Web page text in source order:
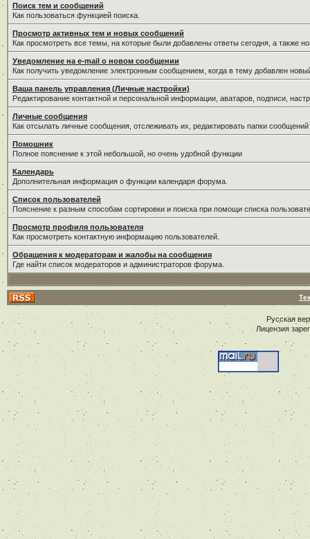
Поиск тем и сообщений
Как пользоваться функцией поиска.
Просмотр активных тем и новых сообщений
Как просмотреть все темы, на которые были добавлены ответы сегодня, а также
Уведомление на е-mail о новом сообщении
Как получить уведомление электронным сообщением, когда в тему добавлен
Ваша панель управления (Личные настройки)
Редактирование контактной и персональной информации, аватаров, подписи,
Личные сообщения
Как отсылать личные сообщения, отслеживать их, редактировать папки
Помошник
Полное пояснение к этой небольшой, но очень удобной функции
Календарь
Дополнительная информация о функции календаря форума.
Список пользователей
Пояснение к разным способам сортировки и поиска при помощи списка
Просмотр профиля пользователя
Как просмотреть контактную информацию пользователей.
Обращения к модераторам и жалобы на сообщения
Где найти список модераторов и администраторов форума.
Русская
Лицензия